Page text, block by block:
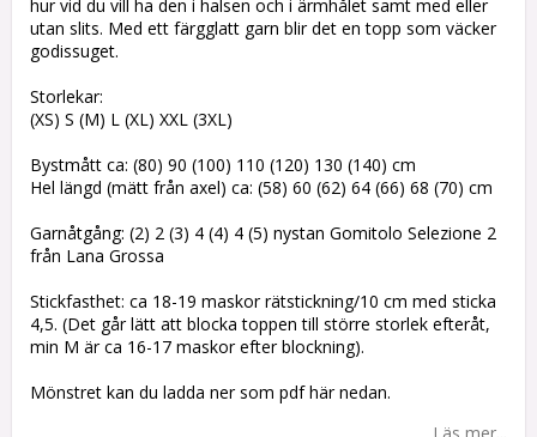
hur vid du vill ha den i halsen och i ärmhålet samt med eller
utan slits. Med ett färgglatt garn blir det en topp som väcker
godissuget.
Storlekar:
(XS) S (M) L (XL) XXL (3XL)
Bystmått ca: (80) 90 (100) 110 (120) 130 (140) cm
Hel längd (mätt från axel) ca: (58) 60 (62) 64 (66) 68 (70) cm
Garnåtgång: (2) 2 (3) 4 (4) 4 (5) nystan Gomitolo Selezione 2
från Lana Grossa
Stickfasthet: ca 18-19 maskor rätstickning/10 cm med sticka
4,5. (Det går lätt att blocka toppen till större storlek efteråt,
min M är ca 16-17 maskor efter blockning).
Mönstret kan du ladda ner som pdf här nedan.